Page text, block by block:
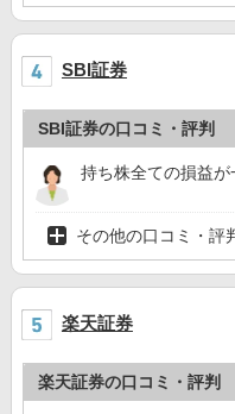
SBI証券
SBI証券の口コミ・評判
持ち株全ての損益が
その他の口コミ・評
楽天証券
楽天証券の口コミ・評判